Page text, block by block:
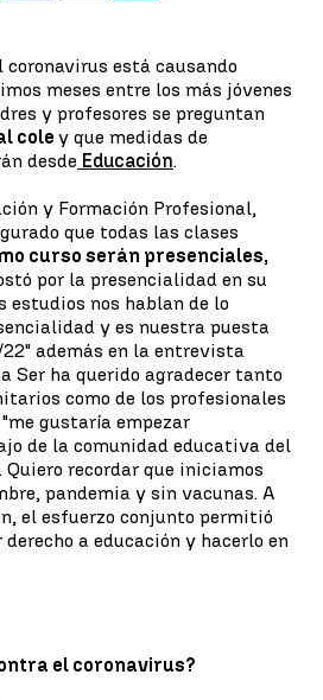
coronavirus está causando
meses entre los más jóvenes
y profesores se preguntan
cole y que medidas de
desde Educación.
y Formación Profesional,
que todas las clases
curso serán presenciales,
por la presencialidad en su
estudios nos hablan de lo
y es nuestra puesta
además en la entrevista
Ser ha querido agradecer tanto
como de los profesionales
gustaría empezar
de la comunidad educativa del
Quiero recordar que iniciamos
pandemia y sin vacunas. A
el esfuerzo conjunto permitió
a educación y hacerlo en
el coronavirus?